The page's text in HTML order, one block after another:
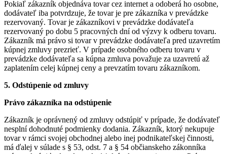
Pokiaľ zákazník objednáva tovar cez internet a odoberá ho osobne,
dodávateľ iba potvrdzuje, že tovar je pre zákazníka v prevádzke
rezervovaný. Tovar je zákazníkovi v prevádzke dodávateľa
rezervovaný po dobu 5 pracovných dní od výzvy k odberu tovaru.
Zákazník má právo si tovar v prevádzke dodávateľa pred uzavretím
kúpnej zmluvy prezrieť. V prípade osobného odberu tovaru v
prevádzke dodávateľa sa kúpna zmluva považuje za uzavretú až
zaplatením celej kúpnej ceny a prevzatím tovaru zákazníkom.
5. Odstúpenie od zmluvy
Právo zákazníka na odstúpenie
Zákazník je oprávnený od zmluvy odstúpiť v prípade, že dodávateľ
nesplní dohodnuté podmienky dodania. Zákazník, ktorý nekupuje
tovar v rámci svojej obchodnej alebo inej podnikateľskej činnosti,
má ďalej v súlade s § 53, odst. 7 a § 54 občianskeho zákonníka